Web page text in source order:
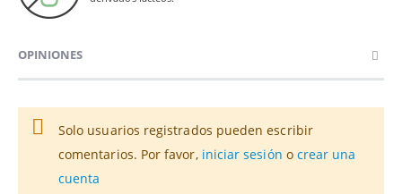
OPINIONES
Solo usuarios registrados pueden escribir
comentarios. Por favor, iniciar sesión o crear una
cuenta